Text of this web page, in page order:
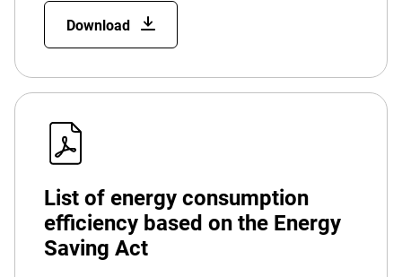
Download
List of energy consumption
efficiency based on the Energy
Saving Act